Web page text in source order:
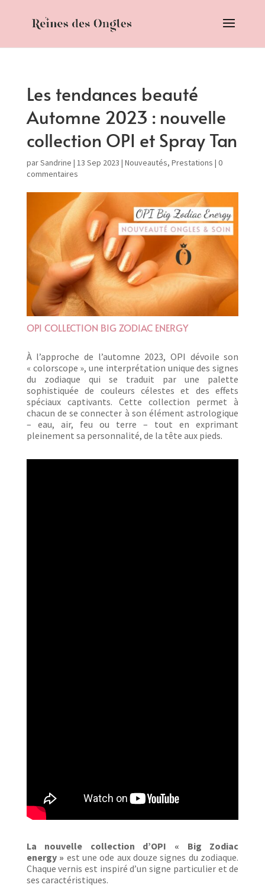
Les tendances beauté
Automne 2023 : nouvelle
collection OPI et Spray Tan
parSandrine | 13 Sep 2023 | Nouveautés, Prestations | 0
commentaires
OPI COLLECTION BIG ZODIAC ENERGY
À l’approche de l’automne 2023, OPI dévoile son
« colorscope », une interprétation unique des signes
du zodiaque qui se traduit par une palette
sophistiquée de couleurs célestes et des effets
spéciaux captivants. Cette collection permet à
chacun de se connecter à son élément astrologique
– eau, air, feu ou terre – tout en exprimant
pleinement sa personnalité, de la tête aux pieds.
La nouvelle collection d’OPI « Big Zodiac
energy » est une ode aux douze signes du zodiaque.
Chaque vernis est inspiré d’un signe particulier et de
ses caractéristiques.